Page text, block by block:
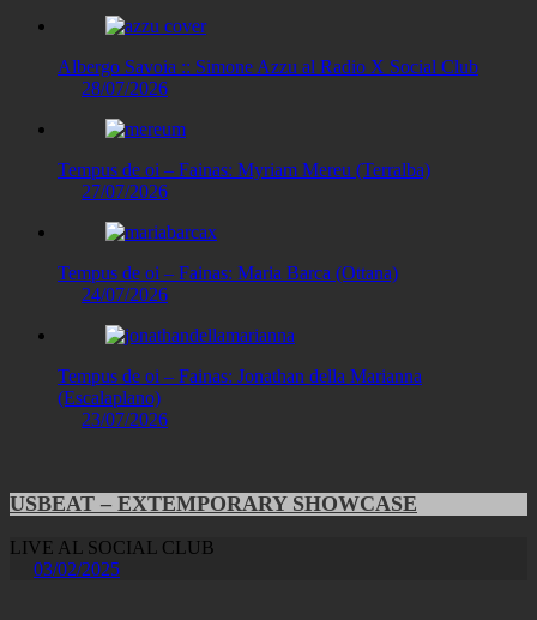
Albergo Savoia :: Simone Azzu al Radio X Social Club
28/07/2026
Tempus de oi – Fainas: Myriam Mereu (Terralba)
27/07/2026
Tempus de oi – Fainas: Maria Barca (Ottana)
24/07/2026
Tempus de oi – Fainas: Jonathan della Marianna
(Escalaplano)
23/07/2026
USBEAT – EXTEMPORARY SHOWCASE
LIVE AL SOCIAL CLUB
03/02/2025